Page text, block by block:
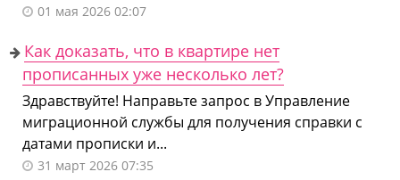
01 мая 2026 02:07
Как доказать, что в квартире нет
прописанных уже несколько лет?
Здравствуйте! Направьте запрос в Управление
миграционной службы для получения справки с
датами прописки и...
31 март 2026 07:35